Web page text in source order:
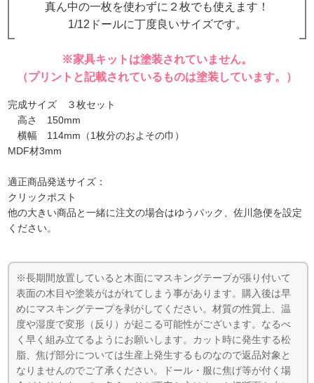
真ん中の一枚を使わずに２枚でも使えます！
1/12ドールに丁度良いサイズです。
※家具キットは塗装されていません。
（プリントと記載されているものは塗装しています。）
完成サイズ ３枚セット
高さ 150mm
横幅 114mm（1枚分のおよその巾）
MDF材3mm
適正商品発送サイズ：
クリックポスト
他の大きい商品と一緒に注文の場合はゆうパック、佐川急便を設定
ください。
※長期間放置していると木面にマスキングテープが張り付いて
表面の木目や塗装がはがれてしまう事があります。購入後は早
めにマスキングテープを剥がしてください。材質の性質上、温
度や湿度で変形（反り）が起こる可能性がございます。なるべ
く早く組み立てるようにお願いします。カット時に発生する松
脂、焦げ部分については生産上発生するものなので返品対象と
なりませんのでご了承ください。ドール・服に焦げ等が付く場